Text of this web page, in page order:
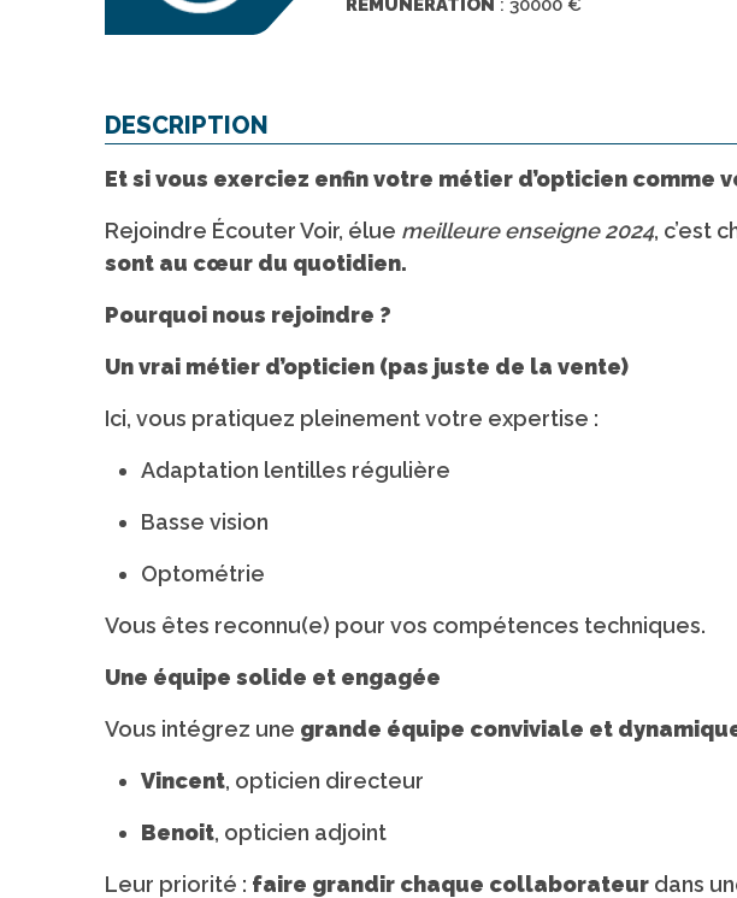
REMUNERATION : 30000 €
DESCRIPTION
Et si vous exerciez enfin votre métier d’opticien comme
Rejoindre Écouter Voir, élue meilleure enseigne 2024, c’est
sont au cœur du quotidien.
Pourquoi nous rejoindre ?
Un vrai métier d’opticien (pas juste de la vente)
Ici, vous pratiquez pleinement votre expertise :
Adaptation lentilles régulière
Basse vision
Optométrie
Vous êtes reconnu(e) pour vos compétences techniques.
Une équipe solide et engagée
Vous intégrez une grande équipe conviviale et
Vincent, opticien directeur
Benoit, opticien adjoint
Leur priorité : faire grandir chaque collaborateur dans